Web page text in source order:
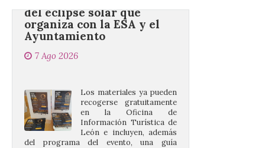
7 Ago 2026
Información Turística de
León e incluyen, además
del programa del evento, una guía
práctica con recomendaciones
elaboradas por especialistas para
observar el eclipse con seguridad León, 7